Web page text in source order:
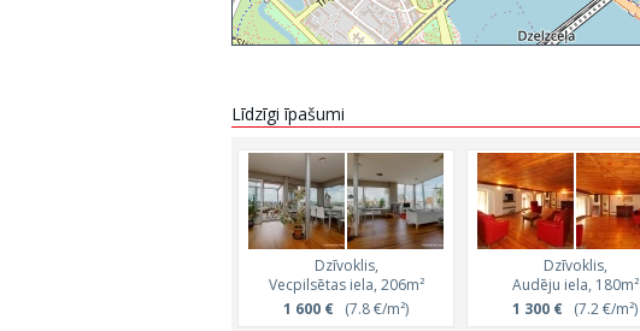
Līdzīgi īpašumi
Dzīvoklis,
Vecpilsētas iela, 206m²
1 600 € (7.8 €/m²)
Dzīvoklis,
Audēju iela, 180m²
1 300 € (7.2 €/m²)